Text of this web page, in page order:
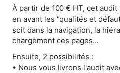
À partir de 100 € HT, cet
en avant les “qualités et
soit dans la navigation, la
chargement des pages...
Ensuite, 2 possibilités :
• Nous vous livrons l'audit